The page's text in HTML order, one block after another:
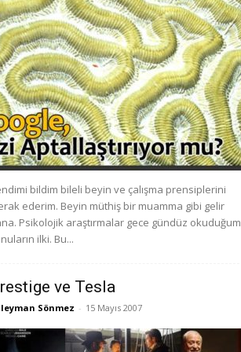
bildim bileli beyin ve çalışma prensiplerini
ederim. Beyin müthiş bir muamma gibi gelir
Psikolojik araştırmalar gece gündüz okuduğum
ilki. Bu...
ve Tesla
Sönmez - 15 Mayıs 2007